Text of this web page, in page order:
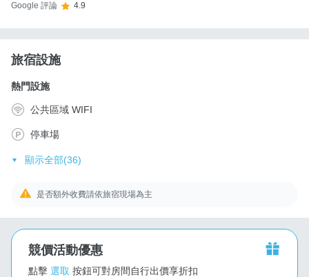
Google 評論 4.9
旅宿設施
熱門設施
公共區域 WIFI
停車場
顯示全部(36)
是否額外收費請依旅宿現場為主
競價活動優惠
點擊 選取 按鈕可對房間自行出價享折扣